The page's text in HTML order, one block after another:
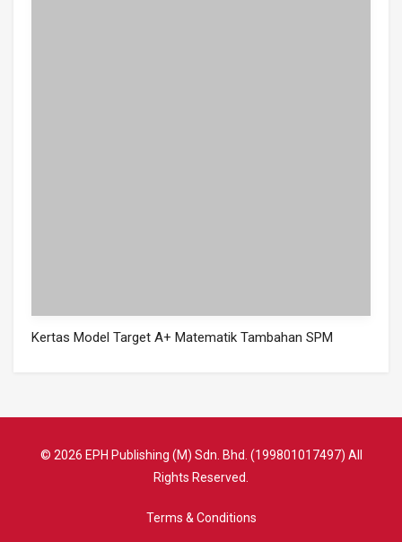
Kertas Model Target A+ Matematik Tambahan SPM
© 2026 EPH Publishing (M) Sdn. Bhd. (199801017497) All
Rights Reserved.
Terms & Conditions